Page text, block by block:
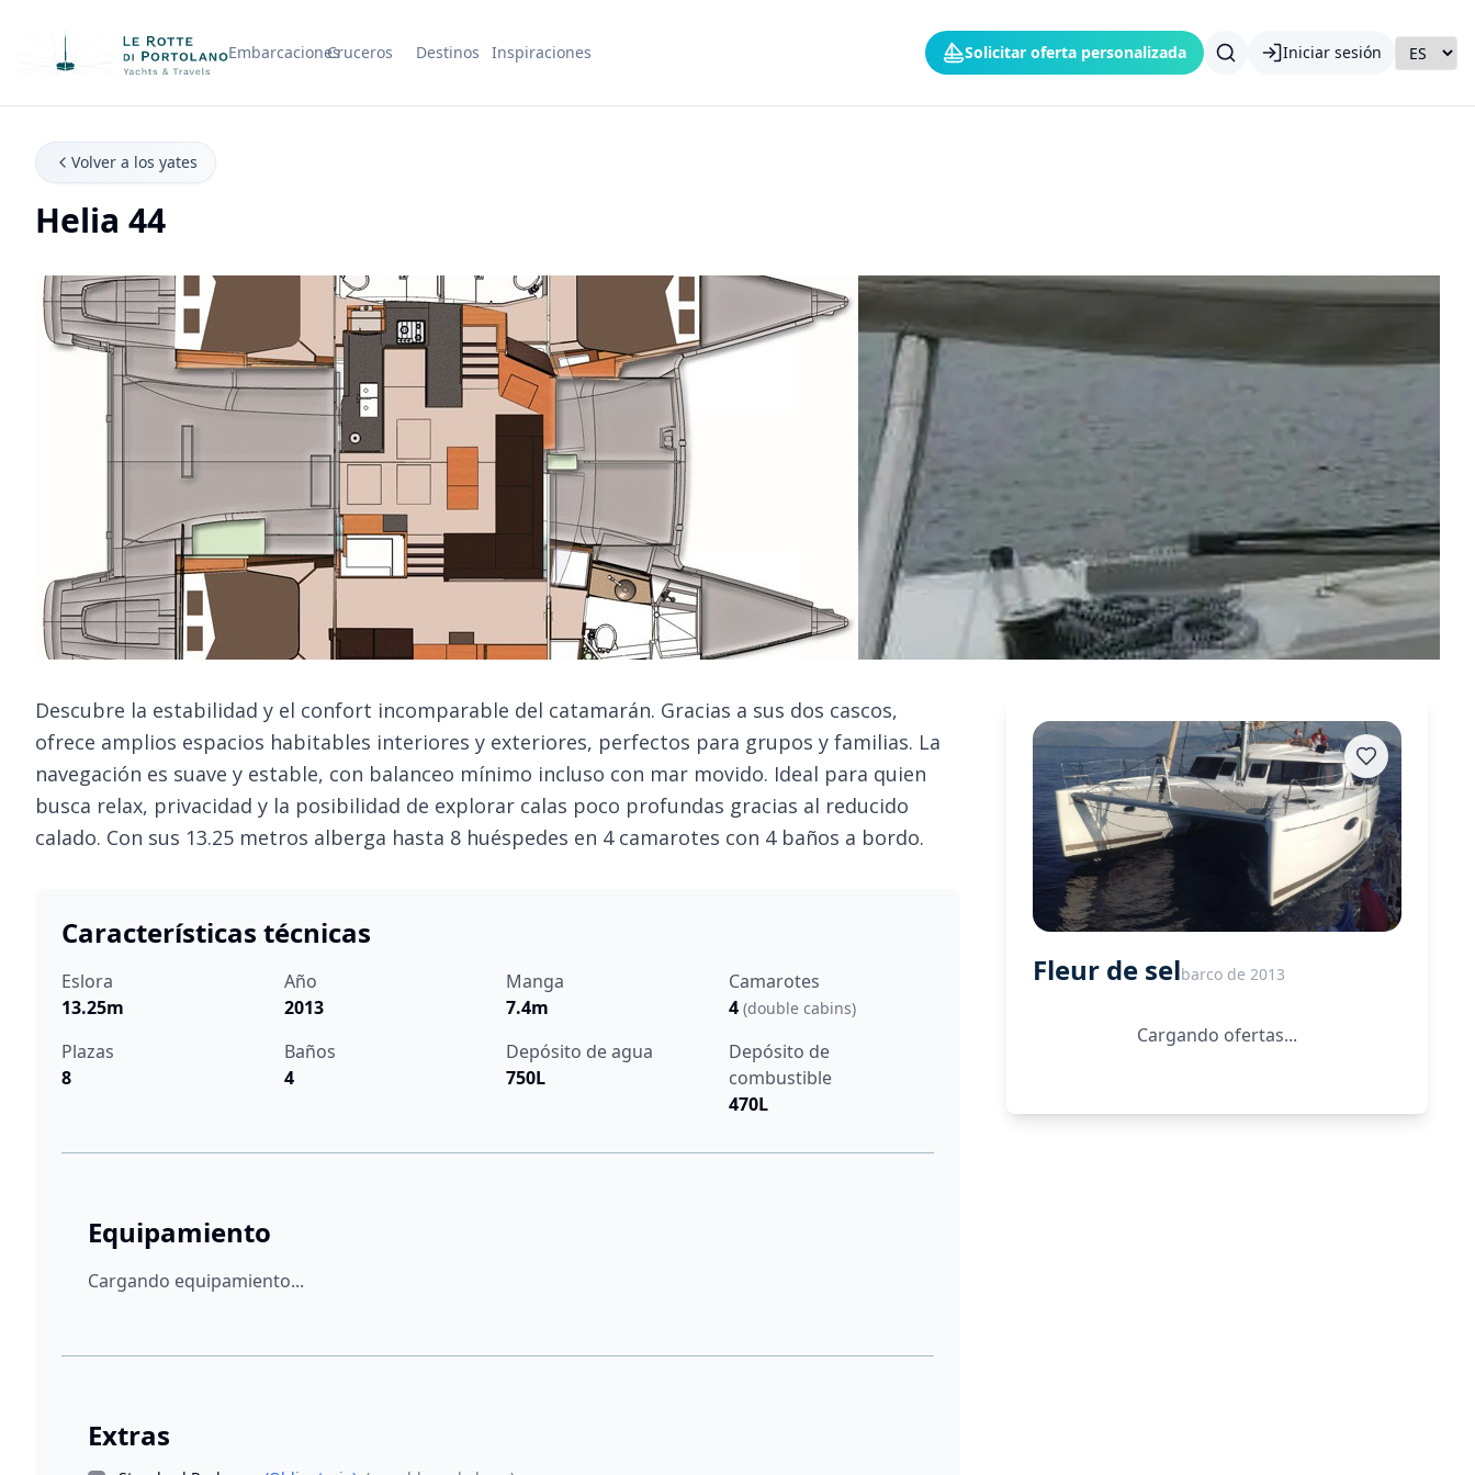
Nombre de la empresa EmbarcacionesCruceros Destinos Inspiraciones Solicitar oferta personalizada Iniciar sesión
Volver a los yates
Helia 44
Descubre la estabilidad y el confort incomparable del catamarán. Gracias a sus dos cascos,
ofrece amplios espacios habitables interiores y exteriores, perfectos para grupos y familias. La
navegación es suave y estable, con balanceo mínimo incluso con mar movido. Ideal para quien
busca relax, privacidad y la posibilidad de explorar calas poco profundas gracias al reducido
calado. Con sus 13.25 metros alberga hasta 8 huéspedes en 4 camarotes con 4 baños a bordo.
Características técnicas
Eslora
13.25m
Año
2013
Manga
7.4m
Camarotes
4 (double cabins)
Plazas
8
Baños
4
Depósito de agua
750L
Depósito de
combustible
470L
Equipamiento
Cargando equipamiento...
Extras
Fleur de selbarco de 2013
Cargando ofertas...